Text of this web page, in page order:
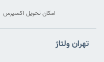
امکان تحویل اکسپرس
تهران ولتاژ